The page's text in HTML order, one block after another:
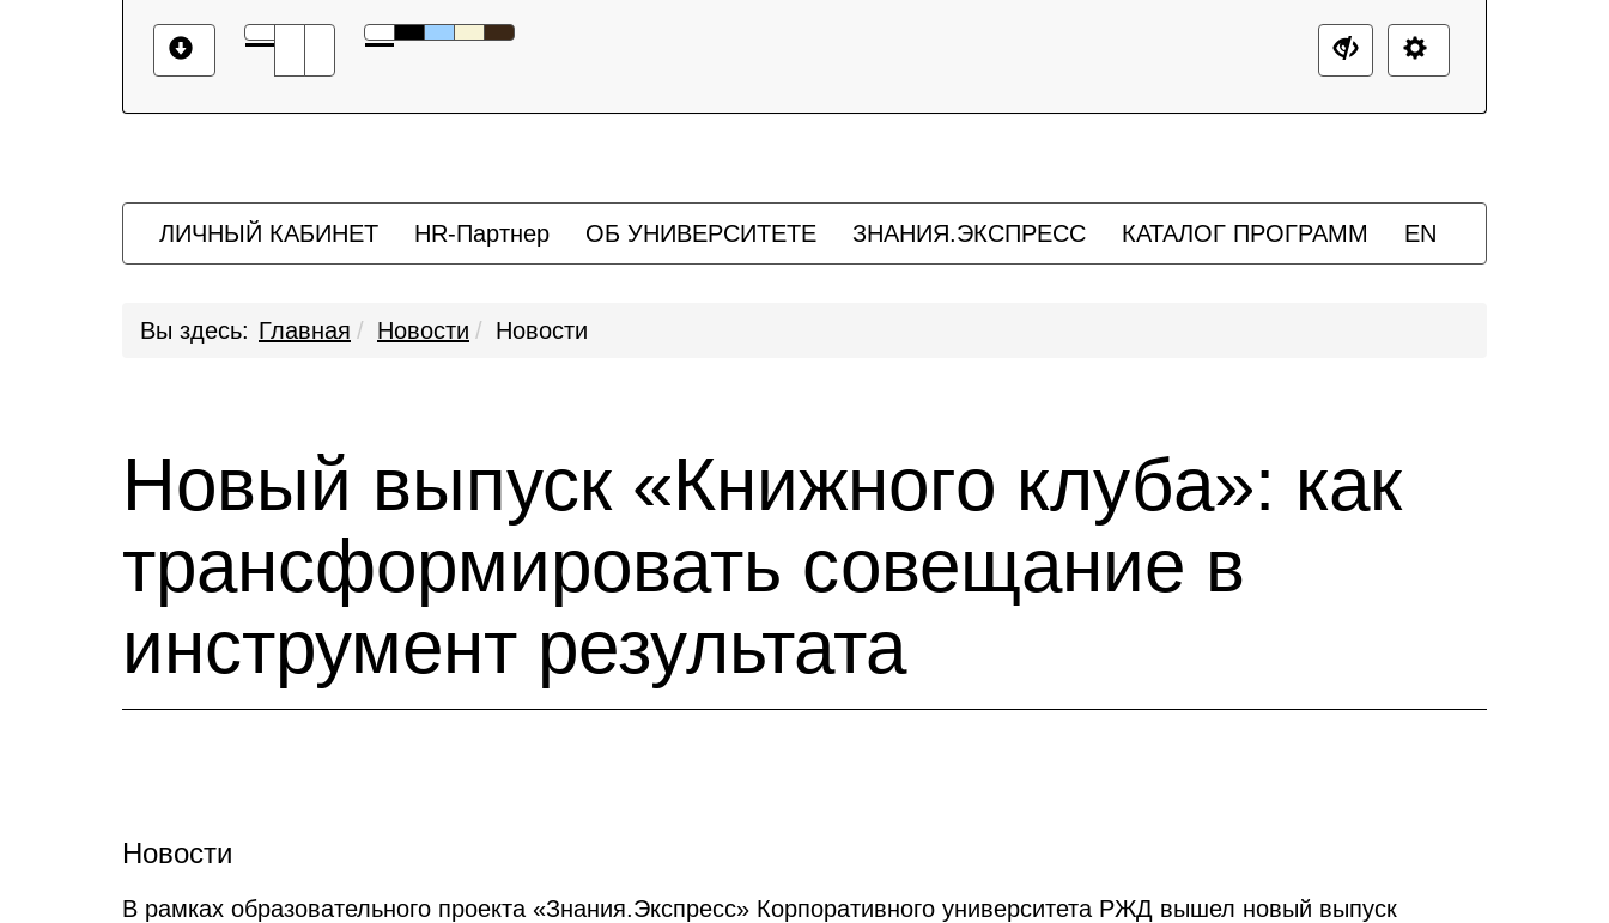
ЛИЧНЫЙ КАБИНЕТ HR-Партнер ОБ УНИВЕРСИТЕТЕ ЗНАНИЯ.ЭКСПРЕСС КАТАЛОГ ПРОГРАММ EN
Вы здесь: Главная Новости Новости
Новый выпуск «Книжного клуба»: как
трансформировать совещание в
инструмент результата
Новости
В рамках образовательного проекта «Знания.Экспресс» Корпоративного университета РЖД вышел новый выпуск